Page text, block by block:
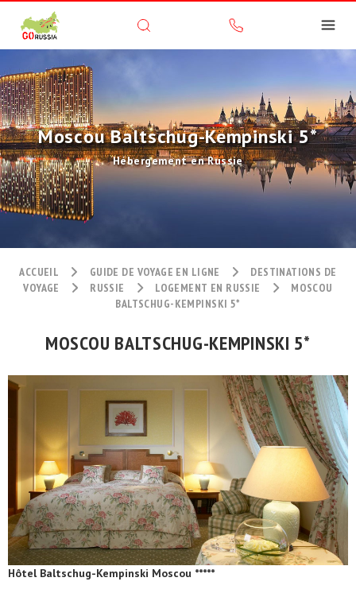
Moscou Baltschug-Kempinski 5*
Hébergement en Russie
ACCUEIL GUIDE DE VOYAGE EN LIGNE
DESTINATIONS DE
VOYAGE
RUSSIE LOGEMENT EN RUSSIE
MOSCOU
BALTSCHUG-KEMPINSKI 5*
MOSCOU BALTSCHUG-KEMPINSKI 5*
Hôtel Baltschug-Kempinski Moscou *****